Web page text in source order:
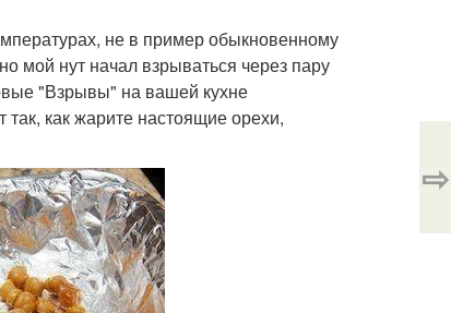
не в пример обыкновенному
мой нут начал взрываться через пару
"Взрывы" на вашей кухне
так, как жарите настоящие орехи,
⇨